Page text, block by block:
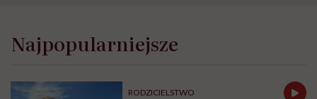
Najpopularniejsze
RODZICIELSTWO